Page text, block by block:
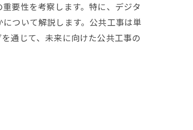
要性を考察します。特に、デジタ
ついて解説します。公共工事は単
通じて、未来に向けた公共工事の